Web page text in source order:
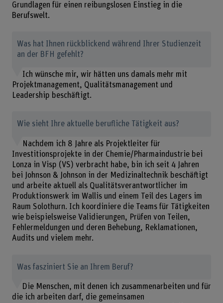
Grundlagen für einen reibungslosen Einstieg in die
Berufswelt.
Was hat Ihnen rückblickend während Ihrer Studienzeit
an der BFH gefehlt?
Ich wünsche mir, wir hätten uns damals mehr mit
Projektmanagement, Qualitätsmanagement und
Leadership beschäftigt.
Wie sieht Ihre aktuelle berufliche Tätigkeit aus?
Nachdem ich 8 Jahre als Projektleiter für
Investitionsprojekte in der Chemie/Pharmaindustrie bei
Lonza in Visp (VS) verbracht habe, bin ich seit 4 Jahren
bei Johnson & Johnson in der Medizinaltechnik beschäftigt
und arbeite aktuell als Qualitätsverantwortlicher im
Produktionswerk im Wallis und einem Teil des Lagers im
Raum Solothurn. Ich koordiniere die Teams für Tätigkeiten
wie beispielsweise Validierungen, Prüfen von Teilen,
Fehlermeldungen und deren Behebung, Reklamationen,
Audits und vielem mehr.
Was fasziniert Sie an Ihrem Beruf?
Die Menschen, mit denen ich zusammenarbeiten und für
die ich arbeiten darf, die gemeinsamen